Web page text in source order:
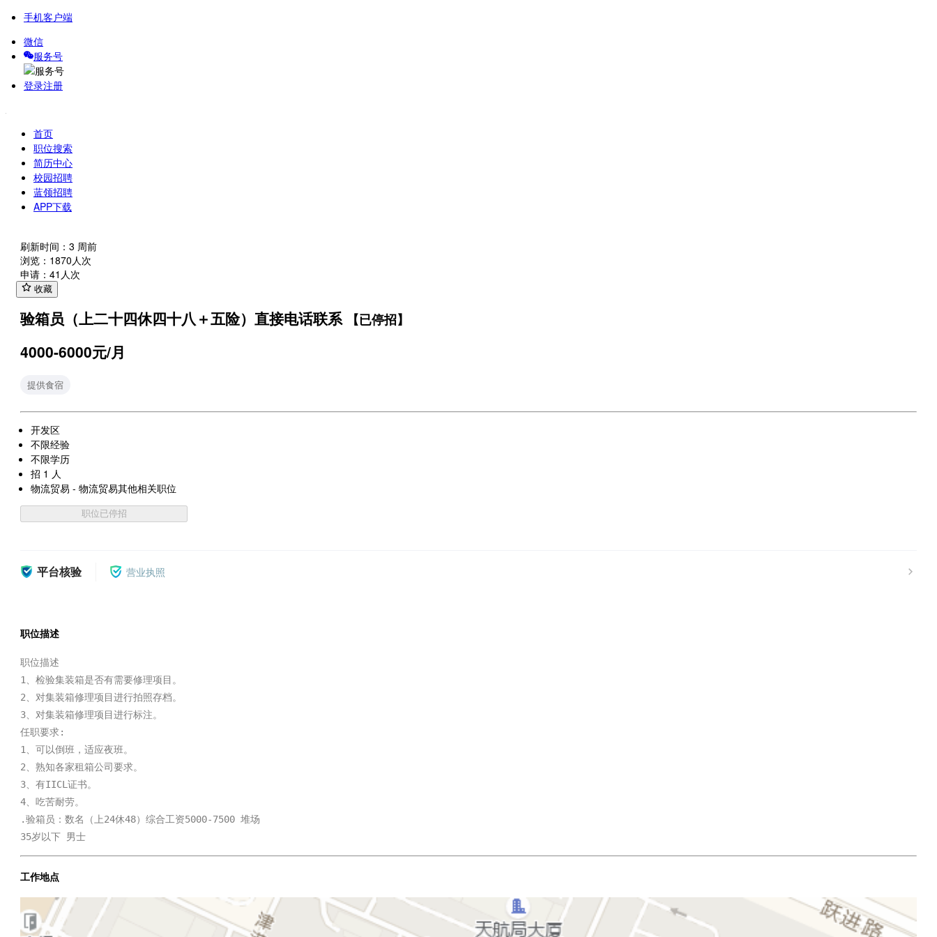
手机客户端
微信
服务号
登录注册
首页
职位搜索
简历中心
校园招聘
蓝领招聘
APP下载
刷新时间：3 周前
浏览：1870人次
申请：41人次
收藏
验箱员（上二十四休四十八＋五险）直接电话联系 【已停招】
4000-6000元/月
提供食宿
开发区
不限经验
不限学历
招 1 人
物流贸易 - 物流贸易其他相关职位
职位已停招
平台核验 营业执照
职位描述
职位描述
1、检验集装箱是否有需要修理项目。
2、对集装箱修理项目进行拍照存档。
3、对集装箱修理项目进行标注。
任职要求:
1、可以倒班，适应夜班。
2、熟知各家租箱公司要求。
3、有IICL证书。
4、吃苦耐劳。
.验箱员：数名（上24休48）综合工资5000-7500 堆场
35岁以下 男士
工作地点